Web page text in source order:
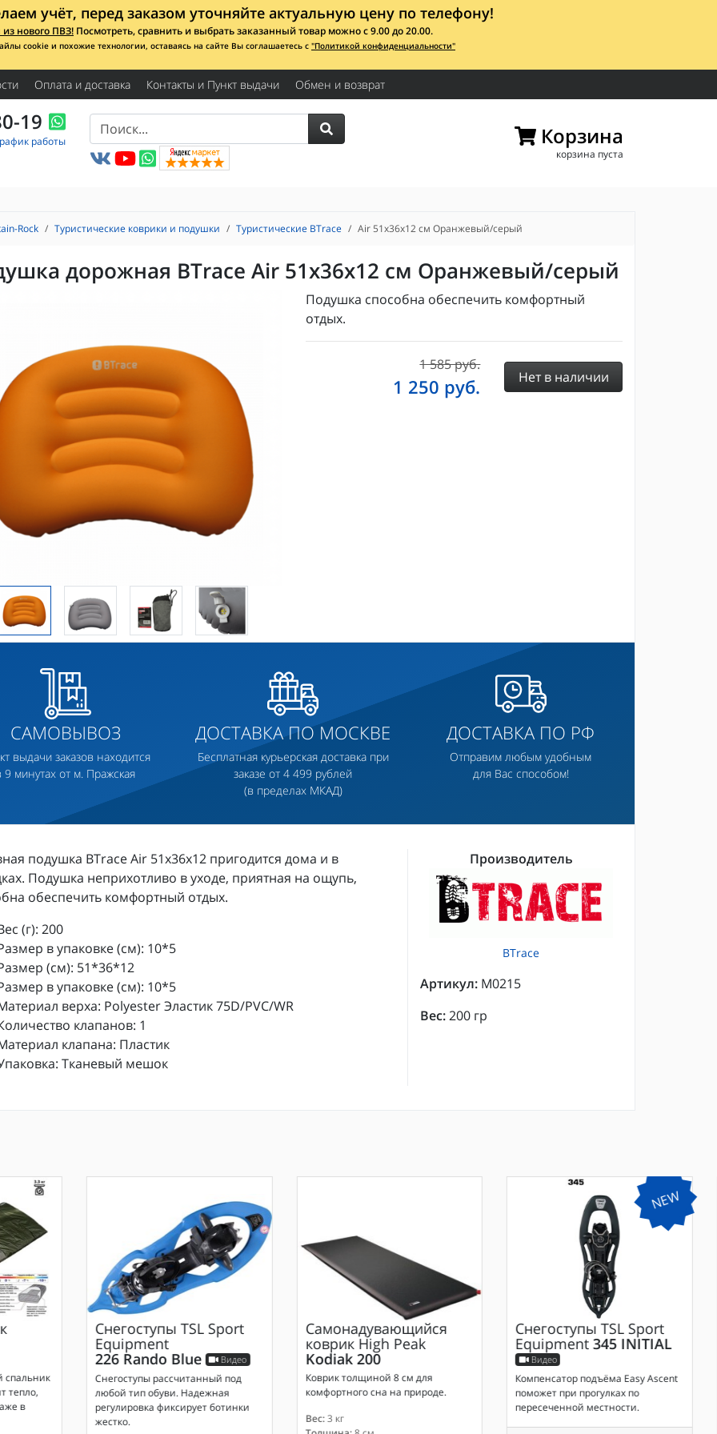
учёт, перед заказом уточняйте актуальную цену по телефону!
нового ПВЗ! Посмотреть, сравнить и выбрать заказанный товар можно с 9.00 до 20.00.
cookie и похожие технологии, оставаясь на сайте Вы соглашаетесь с "Политикой конфиденциальности"
Оплата и доставка Контакты и Пункт выдачи Обмен и возврат
19
работы Корзина
корзина пуста
Rock Туристические коврики и подушки Туристические BTrace Air 51x36х12 см Оранжевый/серый
дорожная BTrace Air 51x36х12 см Оранжевый/серый
Подушка способна обеспечить комфортный
отдых.
1 585 руб.
1 250 руб. Нет в наличии
САМОВЫВОЗ
выдачи заказов находится
9 минутах от м. Пражская
ДОСТАВКА ПО МОСКВЕ
Бесплатная курьерская доставка при
заказе от 4 499 рублей
(в пределах МКАД)
ДОСТАВКА ПО РФ
Отправим любым удобным
для Вас способом!
подушка BTrace Air 51x36х12 пригодится дома и в
Подушка неприхотливо в уходе, приятная на ощупь,
обеспечить комфортный отдых.
(г): 200
в упаковке (см): 10*5
(см): 51*36*12
в упаковке (см): 10*5
верха: Polyester Эластик 75D/PVC/WR
клапанов: 1
клапана: Пластик
Тканевый мешок
Производитель
BTrace
Артикул: M0215
Вес:200 гр
спальник
тепло,
в
Снегоступы TSL Sport
Equipment
226 Rando Blue Видео
Снегоступы рассчитанный под
любой тип обуви. Надежная
регулировка фиксирует ботинки
жестко.
Самонадувающийся
коврик High Peak
Kodiak 200
Коврик толщиной 8 см для
комфортного сна на природе.
Вес:3 кг
NEW
Снегоступы TSL Sport
Equipment 345 INITIAL
Видео
Компенсатор подъёма Easy Ascent
поможет при прогулках по
пересеченной местности.